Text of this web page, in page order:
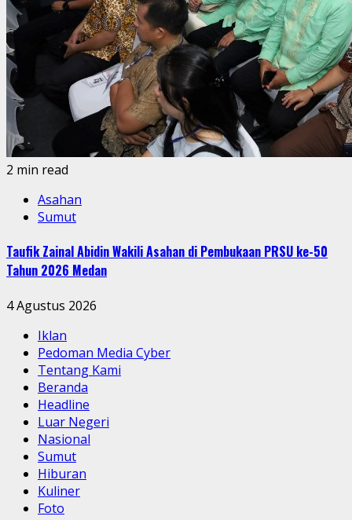
2 min read
Asahan
Sumut
Taufik Zainal Abidin Wakili Asahan di Pembukaan PRSU ke-50
Tahun 2026 Medan
4 Agustus 2026
Iklan
Pedoman Media Cyber
Tentang Kami
Beranda
Headline
Luar Negeri
Nasional
Sumut
Hiburan
Kuliner
Foto